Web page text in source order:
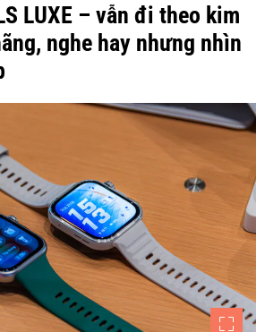
LUXE – vẫn đi theo kim
nghe hay nhưng nhìn